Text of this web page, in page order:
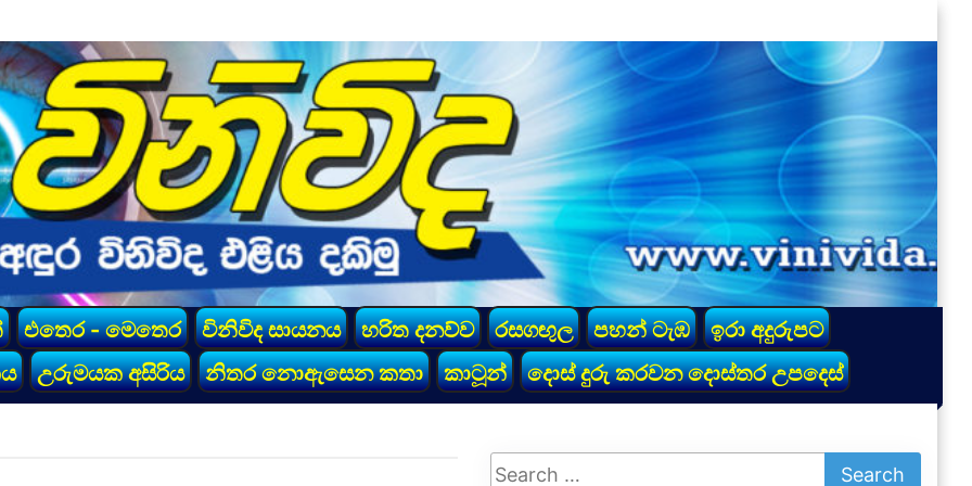
එතෙර - මෙතෙර විනිවිද සායනය හරිත දනව්ව රසගඟුල පහන් ටැඹ
ඉරා අදුරුපට
උරුමයක අසිරිය නිතර නොඇසෙන කතා කාටූන් දොස් දුරු කරවන දොස්තර උපදෙස්